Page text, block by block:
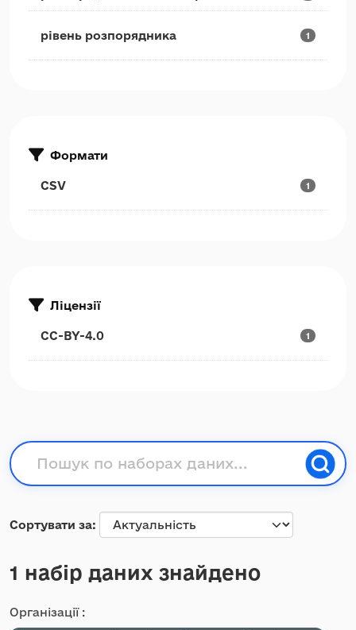
рівень розпорядника 1
Формати
CSV 1
Ліцензії
CC-BY-4.0 1
Сортувати за
1 набір даних знайдено
Організації :